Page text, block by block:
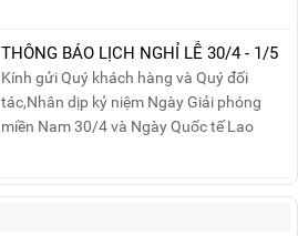
phần quà siêu hấp dẫn và mua sắm
những sản phẩm thang chính hãng với
mức giá không thể tốt hơn!Tham gia
Mega Live, bạn sẽ nhận được gì?...
THÔNG BÁO LỊCH NGHỈ LỄ 30/4 - 1/5
Kính gửi Quý khách hàng và Quý đối
tác,Nhân dịp kỷ niệm Ngày Giải phóng
miền Nam 30/4 và Ngày Quốc tế Lao
báo lịch nghỉ lễ như sau:Thời gian nghỉ: Từ
Thứ Ba, ngày 29/04/2025 đến hết Chủ